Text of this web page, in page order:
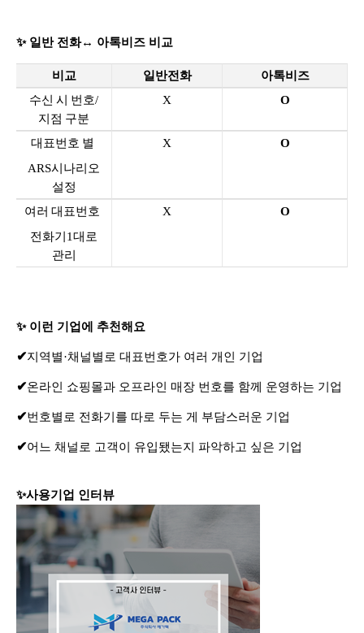
✨일반 전화↔ 아톡비즈 비교
비교 일반전화
아톡비즈
수신 시 번호/
지점 구분
X O
대표번호 별
ARS시나리오
설정
X O
여러 대표번호
전화기1대로
관리
X O
✨ 이런 기업에 추천해요
✔지역별·채널별로 대표번호가 여러 개인 기업
✔온라인 쇼핑몰과 오프라인 매장 번호를 함께 운영하는 기업
✔번호별로 전화기를 따로 두는 게 부담스러운 기업
✔어느 채널로 고객이 유입됐는지 파악하고 싶은 기업
✨사용기업 인터뷰